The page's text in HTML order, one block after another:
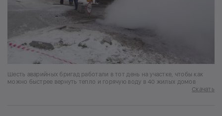
Шесть аварийных бригад работали в тот день на участке, чтобы как
можно быстрее вернуть тепло и горячую воду в 40 жилых домов
Скачать